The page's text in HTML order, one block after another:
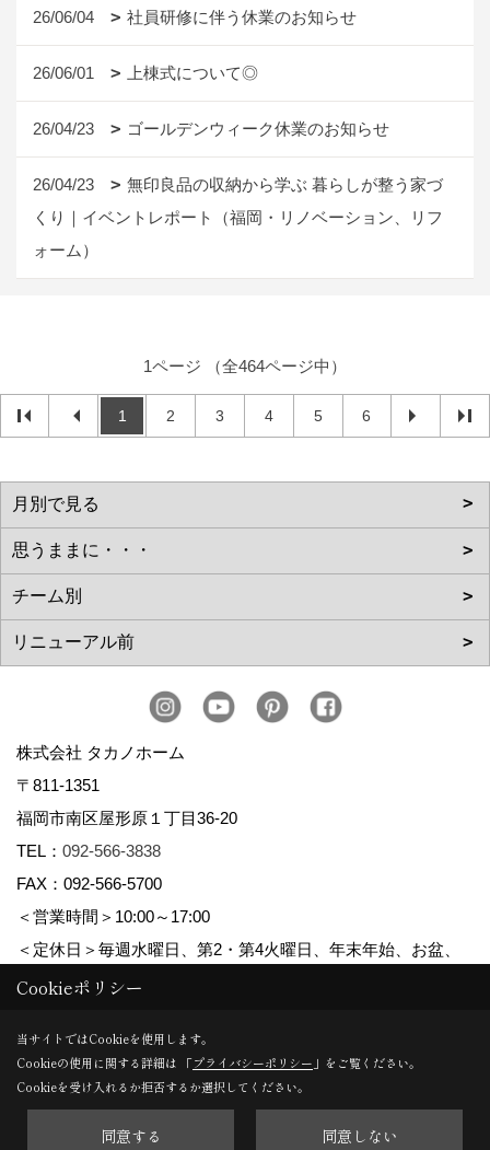
26/06/04 社員研修に伴う休業のお知らせ
26/06/01 上棟式について◎
26/04/23 ゴールデンウィーク休業のお知らせ
26/04/23
無印良品の収納から学ぶ 暮らしが整う家づ
くり｜イベントレポート（福岡・リノベーション、リフ
ォーム）
1ページ （全464ページ中）
1 2 3 4 5 6
株式会社 タカノホーム
〒811-1351
福岡市南区屋形原１丁目36-20
TEL： 092-566-3838
FAX：092-566-5700
＜営業時間＞10:00～17:00
＜定休日＞毎週水曜日、第2・第4火曜日、年末年始、お盆、
ゴールデンウィーク、夏季休暇
Copyright (c) TAKANO CONSTRUCTION CO.,LTD. All Rights Reserved.
Cookieポリシー
当サイトではCookieを使用します。
Cookieの使用に関する詳細は 「プライバシーポリシー 」をご覧ください。
Cookieを受け入れるか拒否するか選択してください。
同意する 同意しない